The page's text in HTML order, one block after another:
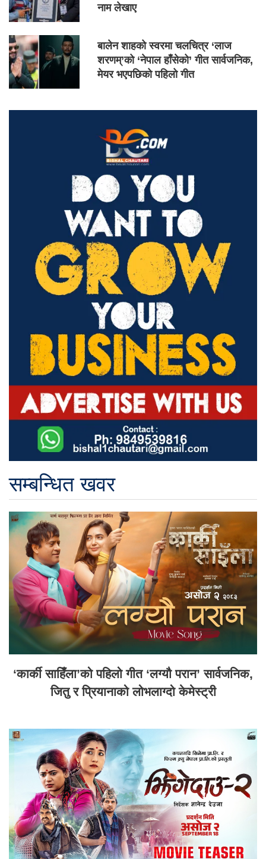
नाम लेखाए
बालेन शाहको स्वरमा चलचित्र ‘लाज
शरणम्’को ‘नेपाल हाँसेको’ गीत सार्वजनिक,
मेयर भएपछिको पहिलो गीत
सम्बन्धित खवर
‘कार्की साहिँला’को पहिलो गीत ‘लग्यौ परान’ सार्वजनिक,
जितु र प्रियानाको लोभलाग्दो केमेस्ट्री